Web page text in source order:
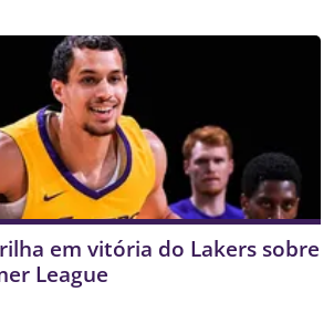
em vitória do Lakers sobre
League